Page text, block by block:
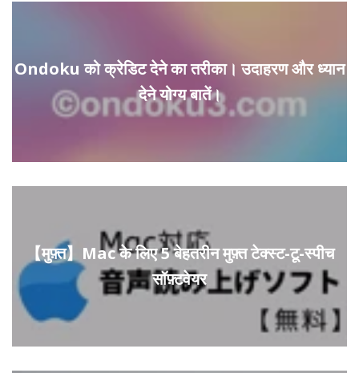
Ondoku को क्रेडिट देने का तरीका। उदाहरण और ध्यान
देने योग्य बातें।
【मुफ़्त】Mac के लिए 5 बेहतरीन मुफ़्त टेक्स्ट-टू-स्पीच
सॉफ़्टवेयर